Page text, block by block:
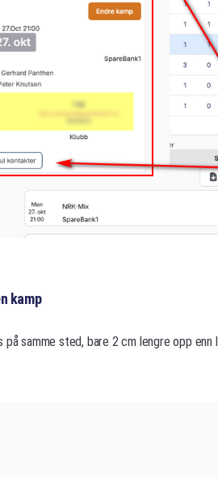
kamp
samme sted, bare 2 cm lengre opp